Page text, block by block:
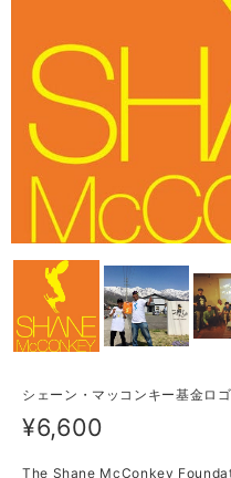
シェーン・マッコンキー基金ロ
¥6,600
The Shane McConkey